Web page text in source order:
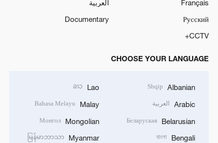
Français
العربية
Русский
Documentary
CCTV+
CHOOSE YOUR LANGUAGE
Albanian
Shqip
Arabic العربية
Belarusian
Беларуская
Bengali
বাংলা
Lao
ລາວ
Malay
Bahasa Melayu
Mongolian
Монгол
Myanmar
မြန်မာဘာသာ